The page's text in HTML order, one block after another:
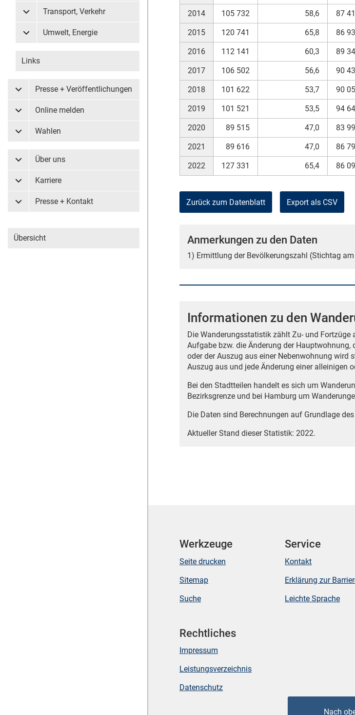
Untermenü Transport, Verkehr
Transport, Verkehr
Untermenü Umwelt, Energie
Umwelt, Energie
Links
Untermenü Presse + Veröffentlichungen
Presse + Veröffentlichungen
Untermenü Online melden
Online melden
Untermenü Wahlen
Wahlen
Untermenü Über uns
Über uns
Untermenü Karriere
Karriere
Untermenü Presse + Kontakt
Presse + Kontakt
Übersicht
2014 105 732 58,6 87
2015 120 741 65,8 86
2016 112 141 60,3 89
2017 106 502 56,6 90
2018 101 622 53,7 90
2019 101 521 53,5 94
2020 89 515 47,0 83
2021 89 616 47,0 86
2022 127 331 65,4 86
Zurück zum Datenblatt Export als CSV
Anmerkungen zu den Daten
1) Ermittlung der Bevölkerungszahl (Stichtag
Informationen zu den
Die Wanderungsstatistik zählt Zu- und Fortzüge
Aufgabe bzw. die Änderung der
oder der Auszug aus einer Nebenwohnung
Auszug aus und jede Änderung einer alleinigen
Bei den Stadtteilen handelt es sich um
Bezirksgrenze und bei Hamburg um
Die Daten sind Berechnungen auf Grundlage
Aktueller Stand dieser Statistik: 2022.
Werkzeuge
Seite drucken
Sitemap
Suche
Service
Kontakt
Erklärung zur
Leichte Sprache
Rechtliches
Impressum
Leistungsverzeichnis
Datenschutz
Nach